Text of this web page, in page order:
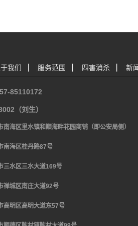
我们 服务范围 四害消杀 新
85110172
（刘生）
南海区里水镇和顺海畔花园商铺（即公安局侧）
南海区桂丹路87号
三水区三水大道169号
禅城区南庄大道92号
高明区高明大道东57号